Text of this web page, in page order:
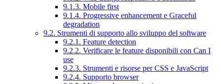
9.1.3. Mobile first
9.1.4. Progressive enhancement e Graceful
degradation
9.2. Strumenti di supporto allo sviluppo del software
9.2.1. Feature detection
9.2.2. Verificare le feature disponibili con Can I
use
9.2.3. Strumenti e risorse per CSS e JavaScript
9.2.4. Supporto browser